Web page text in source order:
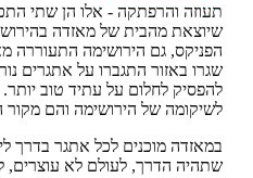
תעוזה והרפתקה - אלו הן שתי
שיוצאת מהבית של מאזדה
הפניקס, גם הירושימה התעוררה
שגרו באזור התגברו על אתגרים
להפסיק לחלום על עתיד טוב יותר.
לשיקומה של הירושימה והם מקור
במאזדה מוכנים לכל אתגר בדרך
שתהיה הדרך, לעולם לא עוצרים,